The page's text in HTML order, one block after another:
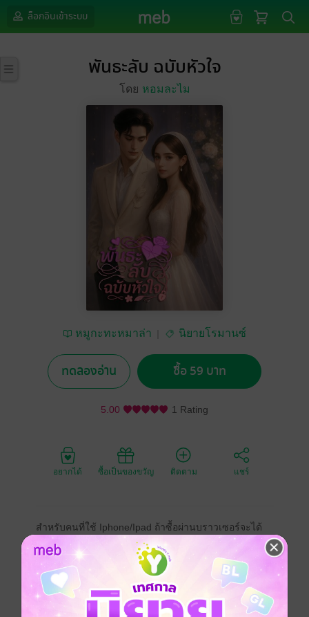
ล็อกอินเข้าระบบ
พันธะลับ ฉบับหัวใจ
โดย หอมละไม
หมูกะทะหมาล่า นิยายโรมานซ์
ทดลองอ่าน ซื้อ 59 บาท
5.00 1 Rating
อยากได้ ซื้อเป็นของขวัญ ติดตาม แชร์
สำหรับคนที่ใช้ Iphone/Ipad ถ้าซื้อผ่านบราวเซอร์จะได้
ราคาถูกกว่าซื้อจากในแอฟนะคะ
เธอ...ที่เชื่อว่าการแต่งงานคือ 'สัญญาที่แฝงไปด้วยความไม่
ซื่อสัตย์' ไม่ใช่ความรักที่แท้จริงแม้แต่น้อย
เขา...ที่เติบโตมาในครอบครัวซึ่งพ่อแม่แต่งงานกันเพราะ
ธุรกิจ และไม่เชื่อในสถาบันการแต่งงานแบบผูกมัด